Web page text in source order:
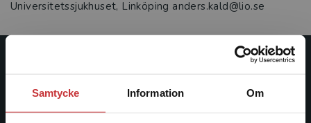
Samtycke Information Om
Universitetssjukhuset, Linköping anders.kald@lio.se
Studentlitteratur
Studentlitteratur grundades 1963 och är idag Sveriges